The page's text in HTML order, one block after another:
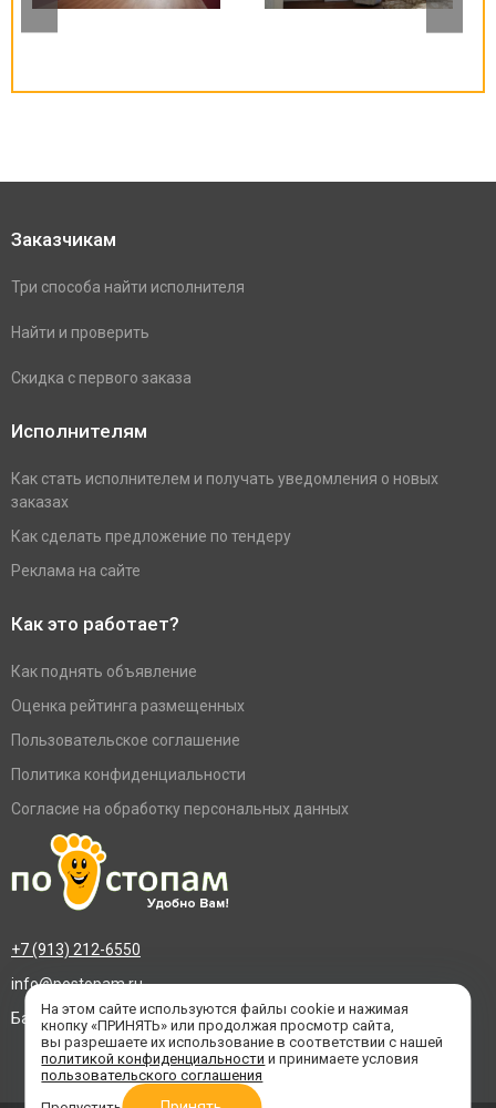
Заказчикам
Три способа найти исполнителя
Найти и проверить
Скидка с первого заказа
Исполнителям
Как стать исполнителем и получать уведомления о новых
заказах
Как сделать предложение по тендеру
Реклама на сайте
Как это работает?
Как поднять объявление
Оценка рейтинга размещенных
Пользовательское соглашение
Политика конфиденциальности
Согласие на обработку персональных данных
+7 (913) 212-6550
info@postopam.ru
Барнаул, пр. Социалистический 109, оф.455
На этом сайте используются файлы cookie и нажимая
кнопку «ПРИНЯТЬ» или продолжая просмотр сайта,
вы разрешаете их использование в соответствии с нашей
политикой конфиденциальности и принимаете условия
пользовательского соглашения